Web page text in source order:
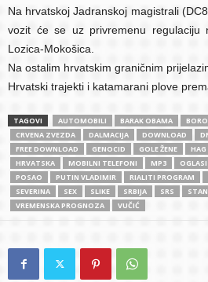
Na hrvatskoj Jadranskoj magistrali
vozit će se uz privremenu regulaciju
Lozica-Mokošica.
Na ostalim hrvatskim graničnim
Hrvatski trajekti i katamarani plove
TAGOVI AUTOMOBILI BARAK OBAMA
CRVENA ZVEZDA
DALMACIJA DOWNLOAD
FREE DOWNLOAD
GENOCID GOLE ŽENE HAG
HRVATSKA
MOBILNI TELEFONI MP3 OGLASI
POSAO
PUTIN VLADIMIR RIALITI PROGRAM
SEVERINA
SEX SLIKE SRBIJA SRS
VREMENSKA PROGNOZA
VUČIĆ